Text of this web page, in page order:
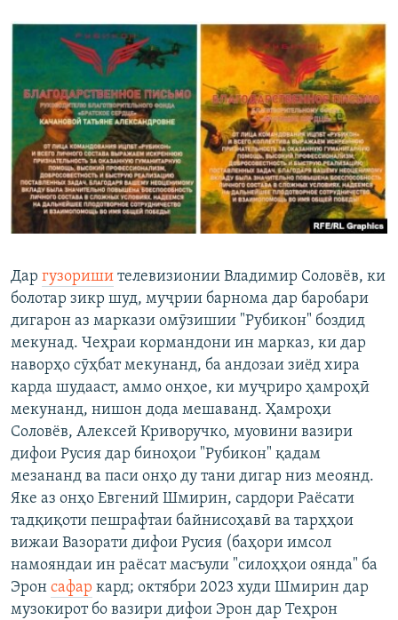
Дар гузориши телевизионии Владимир Соловёв, ки
болотар зикр шуд, муҷрии барнома дар баробари
дигарон аз маркази омӯзишии "Рубикон" боздид
мекунад. Чеҳраи кормандони ин марказ, ки дар
наворҳо сӯҳбат мекунанд, ба андозаи зиёд хира
карда шудааст, аммо онҳое, ки муҷриро ҳамроҳӣ
мекунанд, нишон дода мешаванд. Ҳамроҳи
Соловёв, Алексей Криворучко, муовини вазири
дифои Русия дар биноҳои "Рубикон" қадам
мезананд ва паси онҳо ду тани дигар низ меоянд.
Яке аз онҳо Евгений Шмирин, сардори Раёсати
тадқиқоти пешрафтаи байнисоҳавӣ ва тарҳҳои
вижаи Вазорати дифои Русия (баҳори имсол
намояндаи ин раёсат масъули "силоҳҳои оянда" ба
Эрон сафар кард; октябри 2023 худи Шмирин дар
музокирот бо вазири дифои Эрон дар Теҳрон